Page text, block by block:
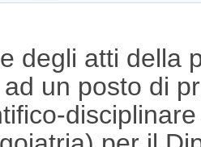
degli atti della
un posto di